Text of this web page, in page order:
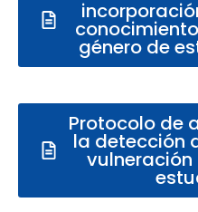
género de
Protocolo de
la detección
vulneración